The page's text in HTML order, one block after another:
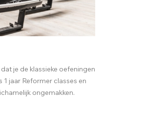
je de klassieke oefeningen
1 jaar Reformer classes en
ongemakken.